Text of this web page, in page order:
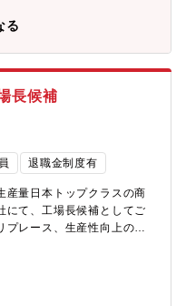
を中心とした職務を通し
、若手にも挑戦できる機会
とづき、真摯に課題に向
る
長候補
退職金制度有
産量日本トップクラスの商
にて、工場長候補としてご
プレース、生産性向上のた
をお任せします。【就業
ト500 認定・年間休日120
、平均勤続年数11年、有給